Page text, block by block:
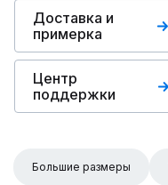
Доставка и
примерка
Центр
поддержки
Большие размеры